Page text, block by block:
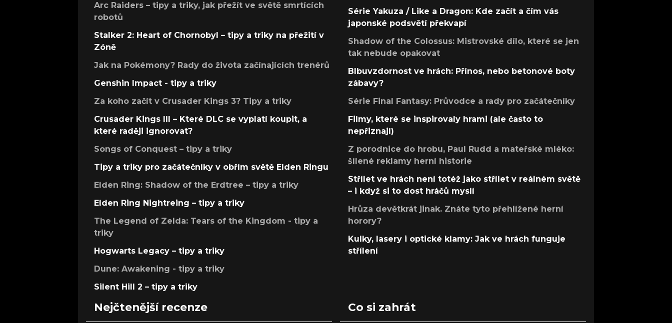
Arc Raiders – tipy a triky, jak přežít ve světě smrtících
robotů
Stalker 2: Heart of Chornobyl – tipy a triky na přežití v
Zóně
Jak na Pokémony? Rady do života začínajících trenérů
Genshin Impact - tipy a triky
Za koho začít v Crusader Kings 3? Tipy a triky
Crusader Kings III – Které DLC se vyplatí koupit, a
které raději ignorovat?
Songs of Conquest – tipy a triky
Tipy a triky pro začátečníky v obřím světě Elden Ringu
Elden Ring: Shadow of the Erdtree – tipy a triky
Elden Ring Nightreing – tipy a triky
The Legend of Zelda: Tears of the Kingdom - tipy a
triky
Hogwarts Legacy – tipy a triky
Dune: Awakening - tipy a triky
Silent Hill 2 – tipy a triky
Série Yakuza / Like a Dragon: Kde začít a čím vás
japonské podsvětí překvapí
Shadow of the Colossus: Mistrovské dílo, které se jen
tak nebude opakovat
Blbuvzdornost ve hrách: Přínos, nebo betonové boty
zábavy?
Série Final Fantasy: Průvodce a rady pro začátečníky
Filmy, které se inspirovaly hrami (ale často to
nepřiznají)
Z porodnice do hrobu, Paul Rudd a mateřské mléko:
šílené reklamy herní historie
Střílet ve hrách není totéž jako střílet v reálném světě
– i když si to dost hráčů myslí
Hrůza devětkrát jinak. Znáte tyto přehlížené herní
horory?
Kulky, lasery i optické klamy: Jak ve hrách funguje
střílení
Nejčtenější recenze Co si zahrát